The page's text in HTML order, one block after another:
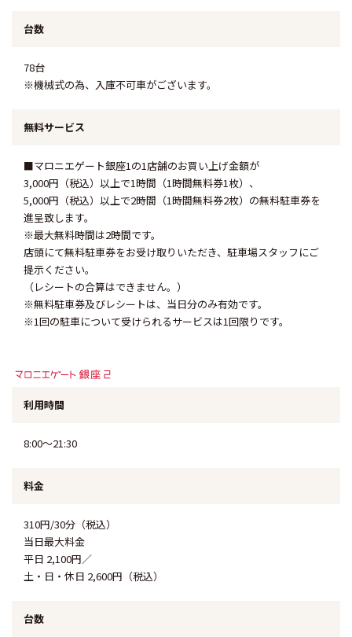
78台
※機械式の為、入庫不可車がございます。
■マロニエゲート銀座1の1店舗のお買い上げ金額が
3,000円（税込）以上で1時間（1時間無料券1枚）、
5,000円（税込）以上で2時間（1時間無料券2枚） の無料駐車券を
進呈致します。
※最大無料時間は2時間です。
店頭にて無料駐車券をお受け取りいただき、駐車場スタッフにご
提示ください。
（レシートの合算はできません。）
※無料駐車券及びレシートは、当日分のみ有効です。
※1回の駐車について受けられるサービスは1回限りです。
8:00～21:30
310円/30分（税込）
当日最大料金
平日 2,100円／
土・日・休日 2,600円（税込）